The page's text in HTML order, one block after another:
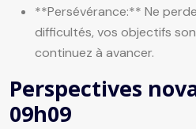
**Persévérance:** Ne
difficultés, vos objectifs
continuez à avancer.
Perspectives
09h09